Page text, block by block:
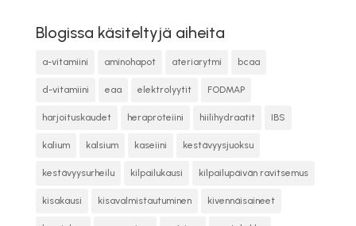
Blogissa käsiteltyjä aiheita
a-vitamiini aminohapot ateriarytmi bcaa
d-vitamiini eaa elektrolyytit FODMAP
harjoituskaudet heraproteiini hiilihydraatit IBS
kalium kalsium kaseiini kestävyysjuoksu
kestävyysurheilu kilpailukausi kilpailupäivän ravitsemus
kisakausi kisavalmistautuminen kivennäisaineet